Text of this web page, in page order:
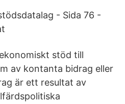
- Sida 76 -
stöd till
av kontanta bidrag eller
är ett resultat av